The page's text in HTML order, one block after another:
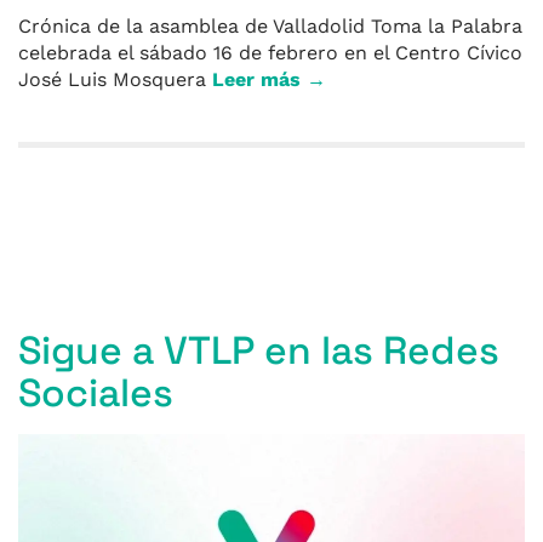
Crónica de la asamblea de Valladolid Toma la Palabra
celebrada el sábado 16 de febrero en el Centro Cívico
José Luis Mosquera Leer más →
Sigue a VTLP en las Redes
Sociales